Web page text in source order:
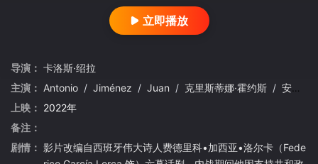
立即播放
导演： 卡洛斯·绍拉
主演： Antonio / Jiménez / Juan / 克里斯蒂娜·霍约斯 / 安东尼奥·加德斯
上映： 2022年
备注：
剧情： 影片改编自西班牙伟大诗人费德里科•加西亚•洛尔卡（Fede